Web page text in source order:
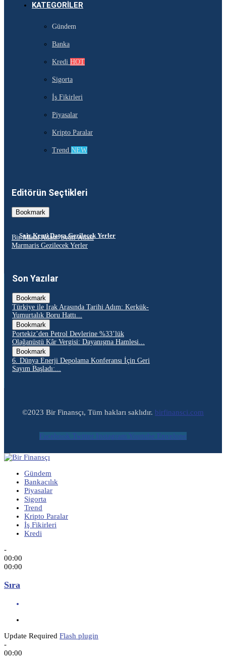
KATEGORILER
Gündem
Banka
Kredi HOT
Sigorta
İş Fikirleri
Piyasalar
Kripto Paralar
Trend NEW
Editörün Seçtikleri
Bookmark
Şair Kenti Datça Gezilecek Yerler
Bir Masal Adası: Sedir Adası
Marmaris Gezilecek Yerler
Son Yazılar
Bookmark
Türkiye ile Irak Arasında Tarihi Adım: Kerkük-
Yumurtalık Boru Hattı...
Bookmark
Portekiz’den Petrol Devlerine %33’lük
Olağanüstü Kâr Vergisi: Dayanışma Hamlesi...
Bookmark
6. Dünya Enerji Depolama Konferansı İçin Geri
Sayım Başladı:...
©2023 Bir Finansçı, Tüm hakları saklıdır. birfinansci.com
Facebook Twitter Instagram Youtube Envelope
Gündem
Bankacılık
Piyasalar
Sigorta
Trend
Kripto Paralar
İş Fikirleri
Kredi
-
00:00
00:00
Sıra
Update Required Flash plugin
-
00:00